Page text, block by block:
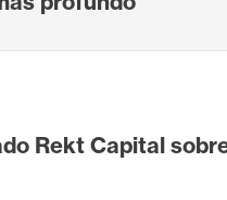
Rekt Capital